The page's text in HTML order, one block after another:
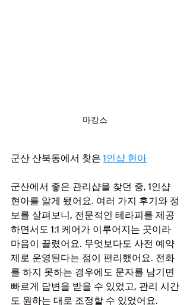
마캉스
군산 산북동에서 찾은 1인샵 현아
군산에서 좋은 관리샵을 찾던 중, 1인샵
현아를 알게 됐어요. 여러 가지 후기와 정
보를 살펴보니, 전문적인 테라피를 제공
하면서도 1:1 케어가 이루어지는 곳이라
마음이 끌렸어요. 무엇보다도 사전 예약
제로 운영된다는 점이 편리했어요. 전화
를 하지 못하는 경우에도 문자를 남기면
빠르게 답변을 받을 수 있었고, 관리 시간
도 원하는 대로 조정할 수 있었어요.